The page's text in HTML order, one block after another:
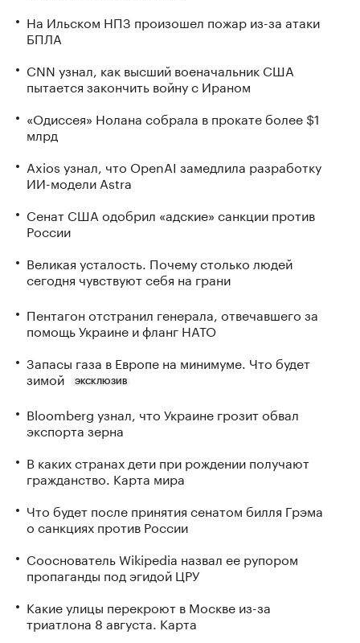
На Ильском НПЗ произошел пожар из-за атаки
БПЛА
CNN узнал, как высший военачальник США
пытается закончить войну с Ираном
«Одиссея» Нолана собрала в прокате более $1
млрд
Axios узнал, что OpenAI замедлила разработку
ИИ-модели Astra
Сенат США одобрил «адские» санкции против
России
Великая усталость. Почему столько людей
сегодня чувствуют себя на грани
Пентагон отстранил генерала, отвечавшего за
помощь Украине и фланг НАТО
Запасы газа в Европе на минимуме. Что будет
зимой
ЭКСКЛЮЗИВ
Bloomberg узнал, что Украине грозит обвал
экспорта зерна
В каких странах дети при рождении получают
гражданство. Карта мира
Что будет после принятия сенатом билля Грэма
о санкциях против России
Сооснователь Wikipedia назвал ее рупором
пропаганды под эгидой ЦРУ
Какие улицы перекроют в Москве из-за
триатлона 8 августа. Карта